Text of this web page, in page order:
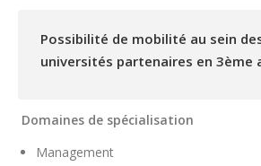
Possibilité de mobilité au sein
universités partenaires en 3ème
Domaines de spécialisation
Management